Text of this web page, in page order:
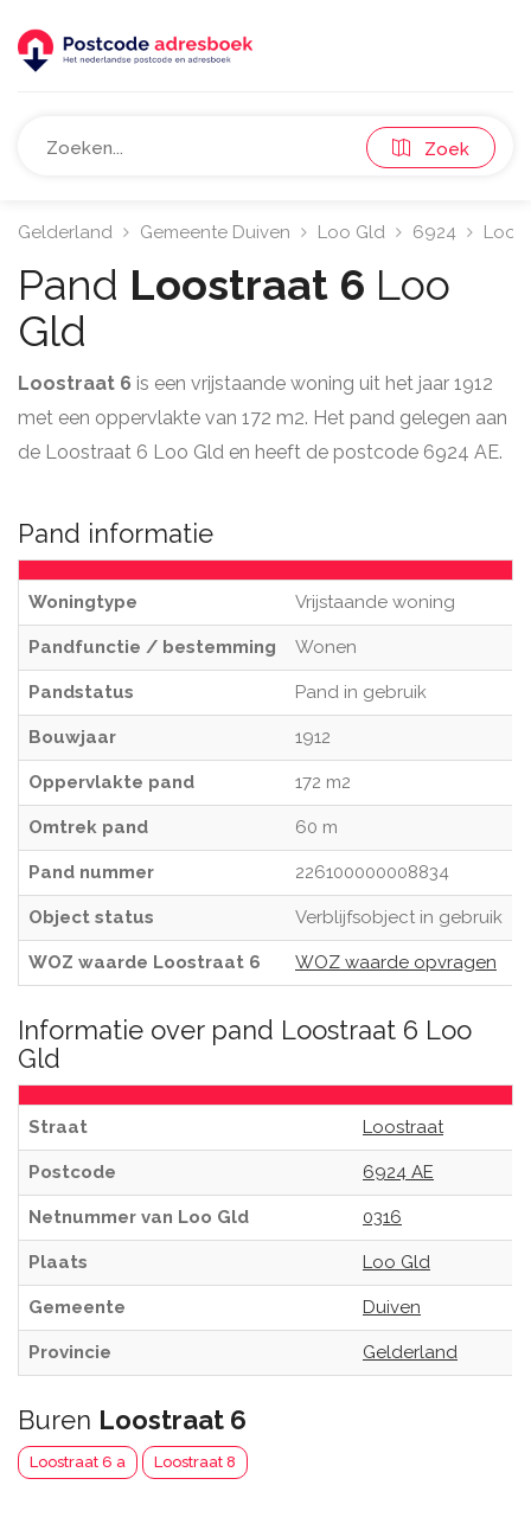
Zoek
Gelderland Gemeente Duiven Loo Gld 6924
Pand Loostraat 6 Loo
Gld
Loostraat 6 is een vrijstaande woning uit het jaar 1912
met een oppervlakte van 172 m2. Het pand gelegen aan
de Loostraat 6 Loo Gld en heeft de postcode 6924 AE.
Pand informatie
Woningtype Vrijstaande woning
Pandfunctie / bestemming Wonen
Pandstatus Pand in gebruik
Bouwjaar 1912
Oppervlakte pand 172 m2
Omtrek pand 60 m
Pand nummer 226100000008834
Object status Verblijfsobject in gebruik
WOZ waarde Loostraat 6 WOZ waarde opvragen
Informatie over pand Loostraat 6 Loo
Gld
Straat Loostraat
Postcode 6924 AE
Netnummer van Loo Gld 0316
Plaats Loo Gld
Gemeente Duiven
Provincie Gelderland
Buren Loostraat 6
Loostraat 6 a Loostraat 8